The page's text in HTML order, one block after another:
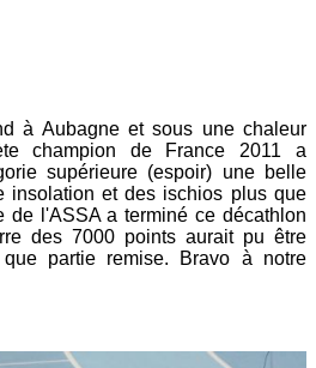
à Aubagne et sous une chaleur
champion de France 2011 a
supérieure (espoir) une belle
insolation et des ischios plus que
de l'ASSA a terminé ce décathlon
des 7000 points aurait pu être
partie remise. Bravo à notre